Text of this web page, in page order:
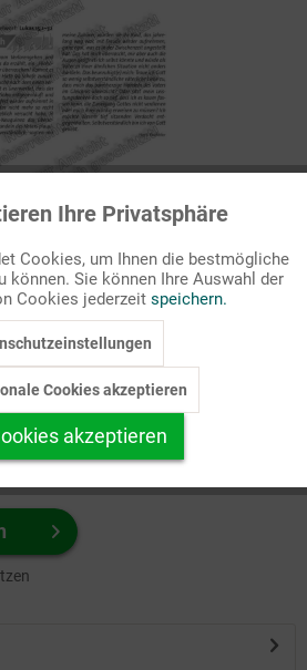
Produktformat aus.
Weiß-Grafik, mit/ohne Text ...
Aktiv
Inaktiv
Inaktiv
Ihre Privatsphäre
Cookies, um Ihnen die bestmögliche
können. Sie können Ihre Auswahl der
Cookies jederzeit speichern.
Cookies akzeptieren
akzeptieren